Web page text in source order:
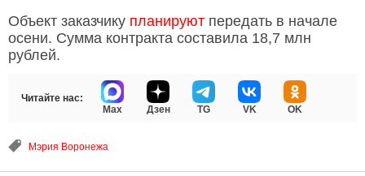
Объект заказчику планируют передать в начале
осени. Сумма контракта составила 18,7 млн
рублей.
Читайте нас:
Max
Дзен TG VK OK
Мэрия Воронежа